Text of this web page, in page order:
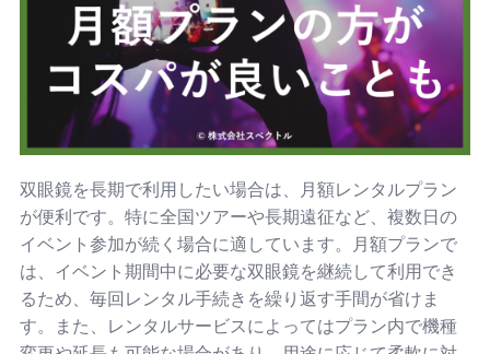
双眼鏡を長期で利用したい場合は、月額レンタルプラン
が便利です。特に全国ツアーや長期遠征など、複数日の
イベント参加が続く場合に適しています。月額プランで
は、イベント期間中に必要な双眼鏡を継続して利用でき
るため、毎回レンタル手続きを繰り返す手間が省けま
す。また、レンタルサービスによってはプラン内で機種